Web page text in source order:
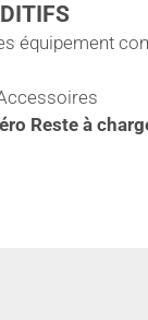
équipement
Reste à